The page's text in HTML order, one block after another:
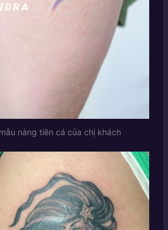
nàng tiên cá của chị khách